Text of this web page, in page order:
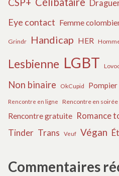
Eye contact Femme
Grindr Handicap HER
Lesbienne LGBT
Non binaire OkCupid Pompier
Rencontre en ligne Rencontre en soirée
Rencontre gratuite Romance
Tinder Trans Veuf Végan
Commentaires